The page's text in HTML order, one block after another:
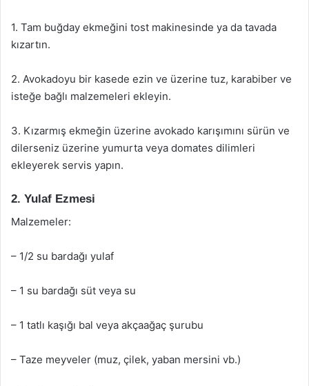
1. Tam buğday ekmeğini tost makinesinde ya da tavada
kızartın.
2. Avokadoyu bir kasede ezin ve üzerine tuz, karabiber ve
isteğe bağlı malzemeleri ekleyin.
3. Kızarmış ekmeğin üzerine avokado karışımını sürün ve
dilerseniz üzerine yumurta veya domates dilimleri
ekleyerek servis yapın.
2. Yulaf Ezmesi
Malzemeler:
– 1/2 su bardağı yulaf
– 1 su bardağı süt veya su
– 1 tatlı kaşığı bal veya akçaağaç şurubu
– Taze meyveler (muz, çilek, yaban mersini vb.)